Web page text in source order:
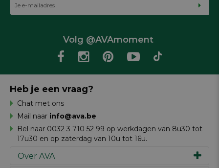
Volg @AVAmoment
Over AVA
Heb je een vraag?
Chat met ons
Mail naar info@ava.be
Bel naar 0032 3 710 52 99 op werkdagen van 8u30 tot
17u30 en op zaterdag van 10u tot 16u.